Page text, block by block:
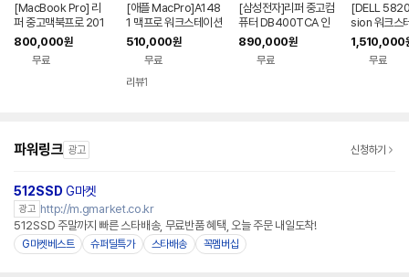
[MacBook Pro] 리
퍼 중고맥북프로 201
9 터치바 i7-9750H
32G SSD512G Pro
560X 스페이스그레
800,000원
무료
[애플 MacPro]A148
1 맥프로 워크스테이션
인텔 XEON E5-168
0v2 32G SSD512G
FirePro D700 Mont
ery
510,000원
무료
리뷰1
[삼성전자]리퍼 중고컴
퓨터 DB400TCA 인
텔 10세대 i7-10700
DDR4 16G SSD512
G 지포스GT1030 윈
890,000원
무료
[DELL
sion 워크스
텔 XEON
DR4 16G
G
1,510,000
무료
파워링크 광고 신청하기
512SSD G마켓
광고 http://m.gmarket.co.kr
512SSD 주말까지 빠른 스타배송, 무료반품 혜택, 오늘 주문 내일도착!
G마켓베스트 슈퍼딜특가 스타배송 꼭멤버십